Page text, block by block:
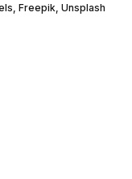
Freepik, Unsplash